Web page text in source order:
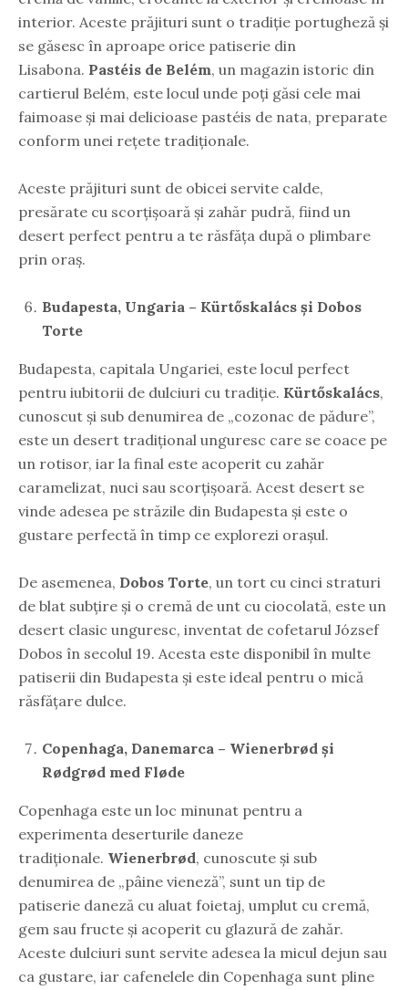
interior. Aceste prăjituri sunt o tradiție portugheză și
se găsesc în aproape orice patiserie din
Lisabona. Pastéis de Belém, un magazin istoric din
cartierul Belém, este locul unde poți găsi cele mai
faimoase și mai delicioase pastéis de nata, preparate
conform unei rețete tradiționale.
Aceste prăjituri sunt de obicei servite calde,
presărate cu scorțișoară și zahăr pudră, fiind un
desert perfect pentru a te răsfăța după o plimbare
prin oraș.
Budapesta, Ungaria – Kürtőskalács și Dobos
Torte
Budapesta, capitala Ungariei, este locul perfect
pentru iubitorii de dulciuri cu tradiție. Kürtőskalács,
cunoscut și sub denumirea de „cozonac de pădure”,
este un desert tradițional unguresc care se coace pe
un rotisor, iar la final este acoperit cu zahăr
caramelizat, nuci sau scorțișoară. Acest desert se
vinde adesea pe străzile din Budapesta și este o
gustare perfectă în timp ce explorezi orașul.
De asemenea, Dobos Torte, un tort cu cinci straturi
de blat subțire și o cremă de unt cu ciocolată, este un
desert clasic unguresc, inventat de cofetarul József
Dobos în secolul 19. Acesta este disponibil în multe
patiserii din Budapesta și este ideal pentru o mică
răsfățare dulce.
Copenhaga, Danemarca – Wienerbrød și
Rødgrød med Fløde
Copenhaga este un loc minunat pentru a
experimenta deserturile daneze
tradiționale. Wienerbrød, cunoscute și sub
denumirea de „pâine vieneză”, sunt un tip de
patiserie daneză cu aluat foietaj, umplut cu cremă,
gem sau fructe și acoperit cu glazură de zahăr.
Aceste dulciuri sunt servite adesea la micul dejun sau
ca gustare, iar cafenelele din Copenhaga sunt pline